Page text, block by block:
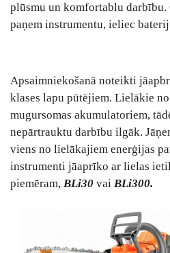
plūsmu un komfortablu darbību.
paņem instrumentu, ieliec
Apsaimniekošanā noteikti
klases lapu pūtējiem. Lielākie
mugursomas akumulatoriem,
nepārtrauktu darbību ilgāk.
viens no lielākajiem enerģijas
instrumenti jāaprīko ar lielas
piemēram, BLi30 vai BLi300.